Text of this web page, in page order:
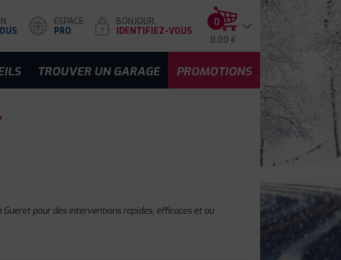
ESPACE
PRO
BONJOUR,
IDENTIFIEZ-VOUS
0
0.00 €
TROUVER UN GARAGE PROMOTIONS
pour des interventions rapides, efficaces et au